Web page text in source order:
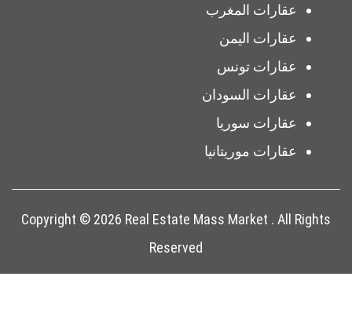
عقارات المغرب
عقارات اليمن
عقارات تونس
عقارات السودان
عقارات سوريا
عقارات موريتانيا
Copyright © 2026 Real Estate Mass Market . All Rights
Reserved